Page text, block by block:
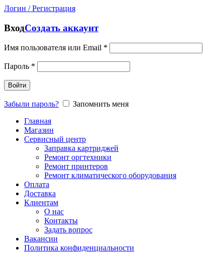
Логин / Регистрация
ВходСоздать аккаунт
Имя пользователя или Email *
Пароль *
Войти
Забыли пароль?
Запомнить меня
Главная
Магазин
Сервисный центр
Заправка картриджей
Ремонт оргтехники
Ремонт принтеров
Ремонт климатического оборудования
Оплата
Доставка
Клиентам
О нас
Контакты
Задать вопрос
Вакансии
Политика конфиденциальности